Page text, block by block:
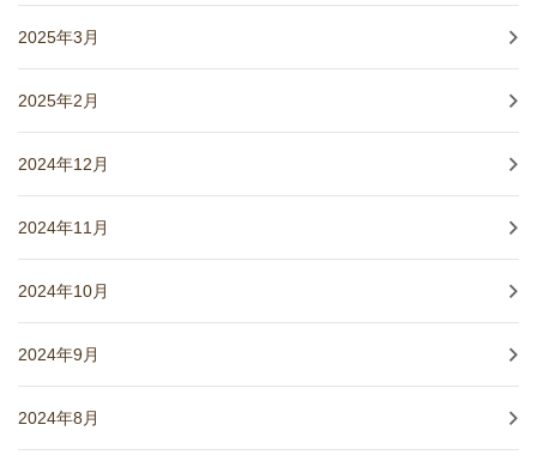
2025年3月
2025年2月
2024年12月
2024年11月
2024年10月
2024年9月
2024年8月